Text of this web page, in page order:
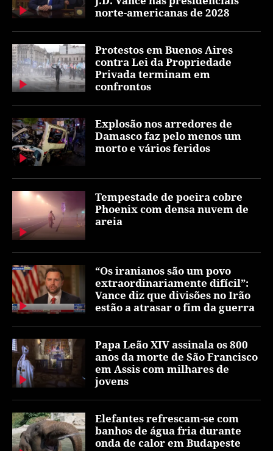
norte-americanas de 2028
Protestos em Buenos Aires
contra Lei da Propriedade
Privada terminam em
confrontos
Explosão nos arredores de
Damasco faz pelo menos um
morto e vários feridos
Tempestade de poeira cobre
Phoenix com densa nuvem de
areia
“Os iranianos são um povo
extraordinariamente difícil”:
Vance diz que divisões no Irão
estão a atrasar o fim da guerra
Papa Leão XIV assinala os 800
anos da morte de São Francisco
em Assis com milhares de
jovens
Elefantes refrescam-se com
banhos de água fria durante
onda de calor em Budapeste